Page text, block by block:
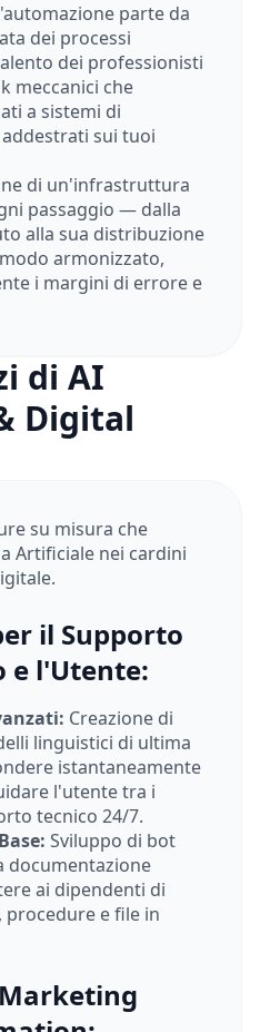
parte da
dei processi
dei professionisti
meccanici che
a sistemi di
sui tuoi
di un'infrastruttura
passaggio — dalla
alla sua distribuzione
armonizzato,
i margini di errore e
di AI
Digital
su misura che
Artificiale nei cardini
il Supporto
e l'Utente:
Creazione di
linguistici di ultima
istantaneamente
l'utente tra i
tecnico 24/7.
Sviluppo di bot
documentazione
ai dipendenti di
e file in